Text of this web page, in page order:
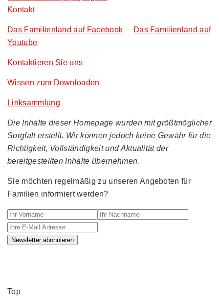
Kontakt
Das Familienland auf Facebook
Das Familienland auf
Youtube
Kontaktieren Sie uns
Wissen zum Downloaden
Linksammlung
Die Inhalte dieser Homepage wurden mit größtmöglicher
Sorgfalt erstellt. Wir können jedoch keine Gewähr für die
Richtigkeit, Vollständigkeit und Aktualität der
bereitgestellten Inhalte übernehmen.
Sie möchten regelmäßig zu unseren Angeboten für
Familien informiert werden?
Ihr Vorname Ihr Nachname
Newsletter abonnieren
Top